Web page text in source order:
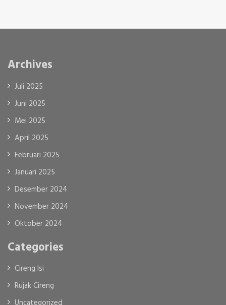
Archives
Juli 2025
Juni 2025
Mei 2025
April 2025
Februari 2025
Januari 2025
Desember 2024
November 2024
Oktober 2024
Categories
Cireng Isi
Rujak Cireng